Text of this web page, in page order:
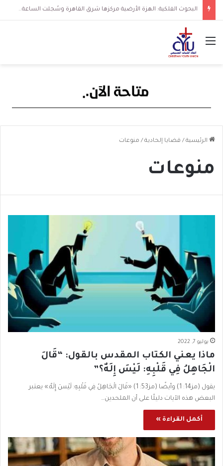
البحوث الفلكية: الهزة الأرضية مركزها شرق القاهرة وسُجلت الساعة 3 فجرا و36 ثانية
القائمة
الرئيسية / قضايا إلحادية / منوعات
منوعات
يوليو 7, 2022
ماذا يعني الكتاب المقدس بالقول: “قَالَ
الْجَاهِلُ فِي قَلْبِهِ: لَيْسَ إِلَهٌ؟”
يقول (مز14: 1) وأيضًا (مز53: 1) «قَالَ الْجَاهِلُ فِي قَلْبِهِ: لَيْسَ إِلَهٌ.» يعتبر
البعض هذه الآيات دليلًا على أن الملحدين…
أكمل القراءة »